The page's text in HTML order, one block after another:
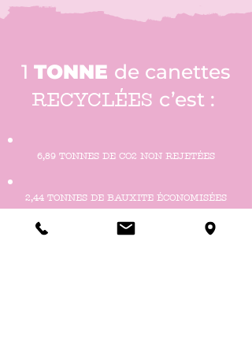
1 TONNE de canettes
RECYCLÉES c’est :
6,89 TONNES DE CO2 NON REJETÉES
2,44 TONNES DE BAUXITE ÉCONOMISÉES
26 590 KW/H NON UTILISÉS